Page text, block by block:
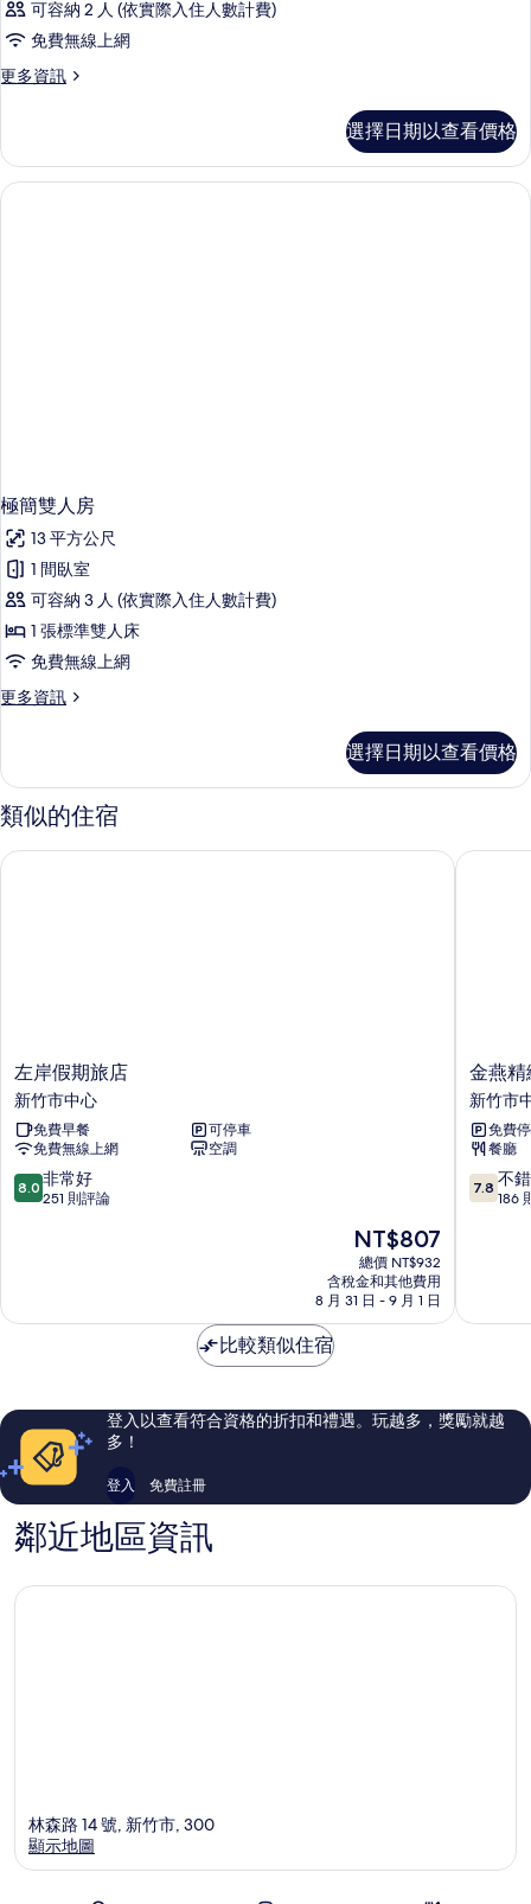
客
的
有
相
可容納 2 人 (依實際入住人數計費)
免費無線上網
更多資訊
更
的
詳
情
選擇日期以查看價格
極簡雙人房
13 平方公尺
1 間臥室
可容納 3 人 (依實際入住人數計費)
1 張標準雙人床
免費無線上網
更多資訊
更
雙
人
房
詳
選擇日期以查看價格
類似的住宿
左
岸
假
期
旅
店
新
左岸假期旅店
新竹市中心
免費早餐
可停車
免費無線上網
空調
8.0
分，
常
評
論
8.0 非常好
251 則評論
現
在
價
格
為
NT$807
總價 NT$932
含稅金和其他費用
8 月 31 日 - 9 月 1 日
左岸假期旅店
金
燕
精
緻
旅
館
新
金燕精
新竹市
免費
餐廳
7.8
分，
錯
評
論
7.8 不
186
金燕精
比較類似住宿
登入以查看符合資格的折扣和禮遇。玩越多，獎勵就越
多！
登入 免費註冊
鄰近地區資訊
林森路 14 號, 新竹市, 300
顯示地圖